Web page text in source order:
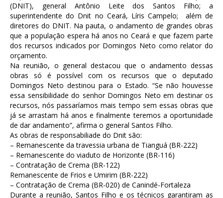
(DNIT), general Antônio Leite dos Santos Filho; a
superintendente do Dnit no Ceará, Líris Campelo; além de
diretores do DNIT. Na pauta, o andamento de grandes obras
que a população espera há anos no Ceará e que fazem parte
dos recursos indicados por Domingos Neto como relator do
orçamento.
Na reunião, o general destacou que o andamento dessas
obras só é possível com os recursos que o deputado
Domingos Neto destinou para o Estado. “Se não houvesse
essa sensibilidade do senhor Domingos Neto em destinar os
recursos, nós passaríamos mais tempo sem essas obras que
já se arrastam há anos e finalmente teremos a oportunidade
de dar andamento”, afirma o general Santos Filho.
As obras de responsabiliade do Dnit são:
– Remanescente da travessia urbana de Tianguá (BR-222)
– Remanescente do viaduto de Horizonte (BR-116)
– Contratação de Crema (BR-122)
Remanescente de Frios e Umirim (BR-222)
– Contratação de Crema (BR-020) de Canindé-Fortaleza
Durante a reunião, Santos Filho e os técnicos garantiram as